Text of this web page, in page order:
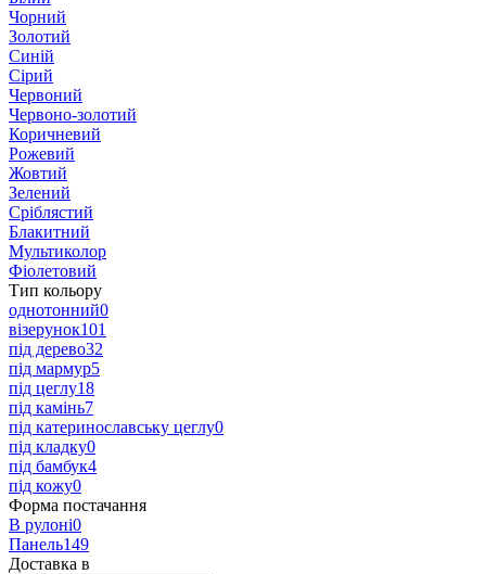
Чорний
Золотий
Синій
Сірий
Червоний
Червоно-золотий
Коричневий
Рожевий
Жовтий
Зелений
Сріблястий
Блакитний
Мультиколор
Фіолетовий
Тип кольору
однотонний0
візерунок101
під дерево32
під мармур5
під цеглу18
під камінь7
під катеринославську цеглу0
під кладку0
під бамбук4
під кожу0
Форма постачання
В рулоні0
Панель149
Доставка в